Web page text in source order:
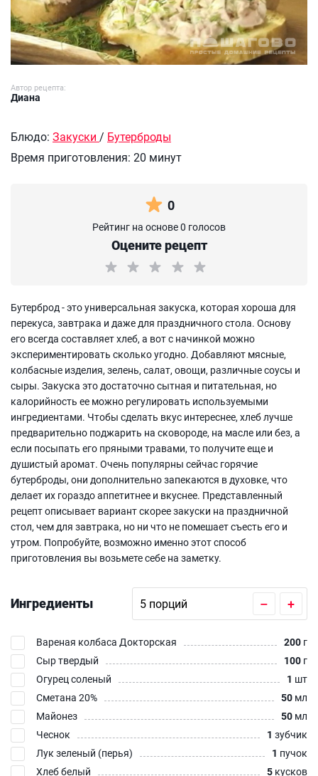
Автор рецепта:
Диана
Блюдо: Закуски / Бутерброды
Время приготовления: 20 минут
0
Рейтинг на основе 0 голосов
Оцените рецепт
Бутерброд - это универсальная закуска, которая хороша для
перекуса, завтрака и даже для праздничного стола. Основу
его всегда составляет хлеб, а вот с начинкой можно
экспериментировать сколько угодно. Добавляют мясные,
колбасные изделия, зелень, салат, овощи, различные соусы и
сыры. Закуска это достаточно сытная и питательная, но
калорийность ее можно регулировать используемыми
ингредиентами. Чтобы сделать вкус интереснее, хлеб лучше
предварительно поджарить на сковороде, на масле или без, а
если посыпать его пряными травами, то получите еще и
душистый аромат. Очень популярны сейчас горячие
бутерброды, они дополнительно запекаются в духовке, что
делает их гораздо аппетитнее и вкуснее. Представленный
рецепт описывает вариант скорее закуски на праздничной
стол, чем для завтрака, но ни что не помешает съесть его и
утром. Попробуйте, возможно именно этот способ
приготовления вы возьмете себе на заметку.
Ингредиенты – +
Вареная колбаса Докторская 200 г
Сыр твердый
100 г
Огурец соленый
1 шт
Сметана 20%
50 мл
Майонез
50 мл
Чеснок
1 зубчик
Лук зеленый (перья)
1 пучок
Хлеб белый
5 кусков